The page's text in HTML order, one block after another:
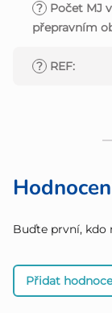
? Počet MJ v
přepravním
? REF:
Buďte první, kdo
Přidat